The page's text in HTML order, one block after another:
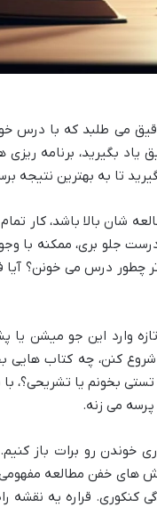
می طلبد که با درس
یاد بگیرید، برنامه
تا به بهترین نتیجه
شان بالا باشد، کار
جلو بری، ممکنه با
چطور درس می خونن؟
وارد این جو میشن
کنن، چه کتاب هایی
بخونم یا تشریحی؟،
می زنه.
خوندن رو برات باز
های خفن مطالعه
قراره یه نقشه